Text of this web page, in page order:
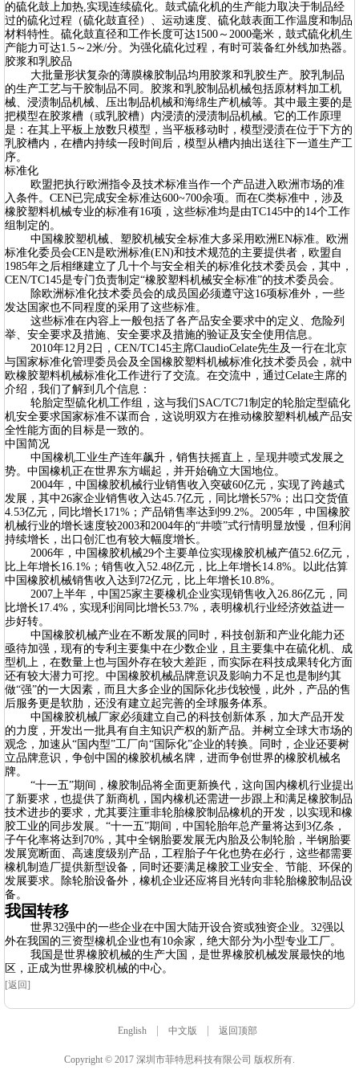
的硫化鼓上加热,实现连续硫化。鼓式硫化机的生产能力取决于制品经
过的硫化过程（硫化鼓直径）、运动速度、硫化鼓表面工作温度和制品
材料特性。硫化鼓直径和工作长度可达1500～2000毫米，鼓式硫化机生
产能力可达1.5～2米/分。为强化硫化过程，有时可装备红外线加热器。
胶浆和乳胶品
大批量形状复杂的薄膜橡胶制品均用胶浆和乳胶生产。胶乳制品
的生产工艺与干胶制品不同。胶浆和乳胶制品机械包括原材料加工机
械、浸渍制品机械、压出制品机械和海绵生产机械等。其中最主要的是
把模型在胶浆槽（或乳胶槽）内浸渍的浸渍制品机械。它的工作原理
是：在其上平板上放数只模型，当平板移动时，模型浸渍在位于下方的
乳胶槽内，在槽内持续一段时间后，模型从槽内抽出送往下一道生产工
序。
标准化
欧盟把执行欧洲指令及技术标准当作一个产品进入欧洲市场的准
入条件。CEN已完成安全标准达600~700余项。而在C类标准中，涉及
橡胶塑料机械专业的标准有16项，这些标准均是由TC145中的14个工作
组制定的。
中国橡胶塑机械、塑胶机械安全标准大多采用欧洲EN标准。欧洲
标准化委员会CEN是欧洲标准(EN)和技术规范的主要提供者，欧盟自
1985年之后相继建立了几十个与安全相关的标准化技术委员会，其中，
CEN/TC145是专门负责制定“橡胶塑料机械安全标准”的技术委员会。
除欧洲标准化技术委员会的成员国必须遵守这16项标准外，一些
发达国家也不同程度的采用了这些标准。
这些标准在内容上一般包括了各产品安全要求中的定义、危险列
举、安全要求及措施、安全要求及措施的验证及安全使用信息。
2010年12月2日，CEN/TC145主席ClaudioCelate先生及一行在北京
与国家标准化管理委员会及全国橡胶塑料机械标准化技术委员会，就中
欧橡胶塑料机械标准化工作进行了交流。在交流中，通过Celate主席的
介绍，我们了解到几个信息：
轮胎定型硫化机工作组，这与我们SAC/TC71制定的轮胎定型硫化
机安全要求国家标准不谋而合，这说明双方在推动橡胶塑料机械产品安
全性能方面的目标是一致的。
中国简况
中国橡机工业生产连年飙升，销售扶摇直上，呈现井喷式发展之
势。中国橡机正在世界东方崛起，并开始确立大国地位。
2004年，中国橡胶机械行业销售收入突破60亿元，实现了跨越式
发展，其中26家企业销售收入达45.7亿元，同比增长57%；出口交货值
4.53亿元，同比增长171%；产品销售率达到99.2%。2005年，中国橡胶
机械行业的增长速度较2003和2004年的“井喷”式行情明显放慢，但利润
持续增长，出口创汇也有较大幅度增长。
2006年，中国橡胶机械29个主要单位实现橡胶机械产值52.6亿元，
比上年增长16.1%；销售收入52.48亿元，比上年增长14.8%。以此估算
中国橡胶机械销售收入达到72亿元，比上年增长10.8%。
2007上半年，中国25家主要橡机企业实现销售收入26.86亿元，同
比增长17.4%，实现利润同比增长53.7%，表明橡机行业经济效益进一
步好转。
中国橡胶机械产业在不断发展的同时，科技创新和产业化能力还
亟待加强，现有的专利主要集中在少数企业，且主要集中在硫化机、成
型机上，在数量上也与国外存在较大差距，而实际在科技成果转化方面
还有较大潜力可挖。中国橡胶机械品牌意识及影响力不足也是制约其
做“强”的一大因素，而且大多企业的国际化步伐较慢，此外，产品的售
后服务更是软肋，还没有建立起完善的全球服务体系。
中国橡胶机械厂家必须建立自己的科技创新体系，加大产品开发
的力度，开发出一批具有自主知识产权的新产品。并树立全球大市场的
观念，加速从“国内型”工厂向“国际化”企业的转换。同时，企业还要树
立品牌意识，争创中国的橡胶机械名牌，进而争创世界的橡胶机械名
牌。
“十一五”期间，橡胶制品将全面更新换代，这向国内橡机行业提出
了新要求，也提供了新商机，国内橡机还需进一步跟上和满足橡胶制品
技术进步的要求，尤其要注重非轮胎橡胶制品橡机的开发，以实现和橡
胶工业的同步发展。“十一五”期间，中国轮胎年总产量将达到3亿条，
子午化率将达到70%，其中全钢胎要发展无内胎及公制轮胎，半钢胎要
发展宽断面、高速度级别产品，工程胎子午化也势在必行，这些都需要
橡机制造厂提供新型设备，同时还要满足橡胶工业安全、节能、环保的
发展要求。除轮胎设备外，橡机企业还应将目光转向非轮胎橡胶制品设
备。
我国转移
世界32强中的一些企业在中国大陆开设合资或独资企业。32强以
外在我国的三资型橡机企业也有10余家，绝大部分为小型专业工厂。
我国是世界橡胶机械的生产大国，是世界橡胶机械发展最快的地
区，正成为世界橡胶机械的中心。
[返回]
English 中文版 返回顶部
Copyright © 2017 深圳市菲特思科技有限公司 版权所有.